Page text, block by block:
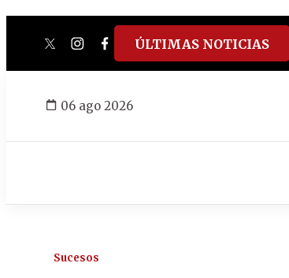
twitterinstagram
facebook
tiktokyoutube
spotify
ÚLTIMAS NOTICIAS
06 ago 2026
Sucesos